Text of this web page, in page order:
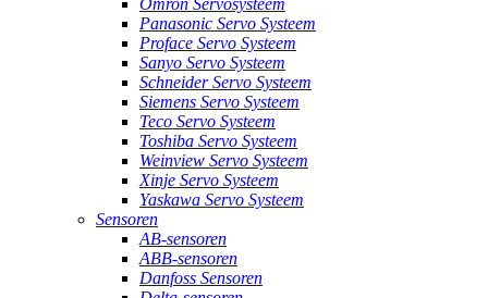
Omron Servosysteem
Panasonic Servo Systeem
Proface Servo Systeem
Sanyo Servo Systeem
Schneider Servo Systeem
Siemens Servo Systeem
Teco Servo Systeem
Toshiba Servo Systeem
Weinview Servo Systeem
Xinje Servo Systeem
Yaskawa Servo Systeem
Sensoren
AB-sensoren
ABB-sensoren
Danfoss Sensoren